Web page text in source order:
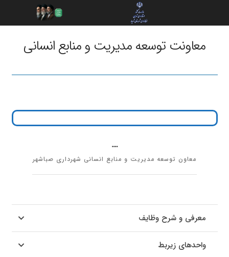
معاونت توسعه مدیریت و منابع انسانی
....
معاون توسعه مدیریت و منابع انسانی شهرداری صباشهر
معرفی و شرح وظایف
واحدهای زیربط